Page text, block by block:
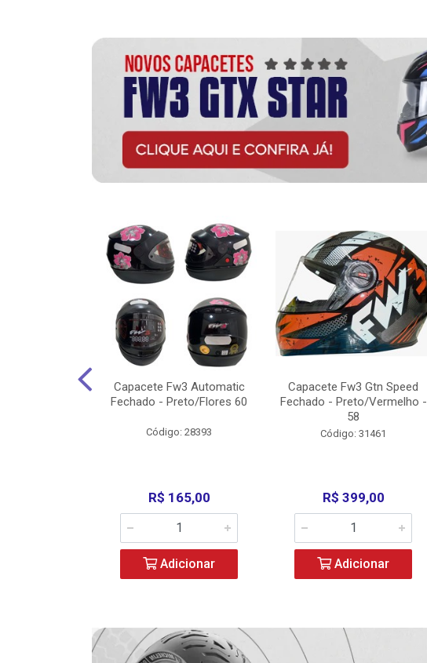
Capacete Fw3 Automatic
Fechado - Preto/Flores 60
Código: 28393
R$ 165,00
Adicionar
Capacete Fw3 Gtn Speed
Fechado - Preto/Vermelho -
58
Código: 31461
R$ 399,00
Adicionar